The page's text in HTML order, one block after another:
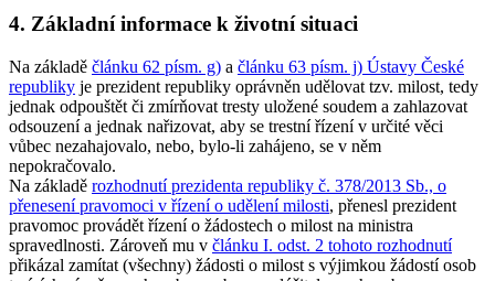
4. Základní informace k životní situaci
Na základě článku 62 písm. g) a článku 63 písm. j) Ústavy České
republiky je prezident republiky oprávněn udělovat tzv. milost, tedy
jednak odpouštět či zmírňovat tresty uložené soudem a zahlazovat
odsouzení a jednak nařizovat, aby se trestní řízení v určité věci
vůbec nezahajovalo, nebo, bylo-li zahájeno, se v něm
nepokračovalo.
Na základě rozhodnutí prezidenta republiky č. 378/2013 Sb., o
přenesení pravomoci v řízení o udělení milosti, přenesl prezident
pravomoc provádět řízení o žádostech o milost na ministra
spravedlnosti. Zároveň mu v článku I. odst. 2 tohoto rozhodnutí
přikázal zamítat (všechny) žádosti o milost s výjimkou žádostí osob